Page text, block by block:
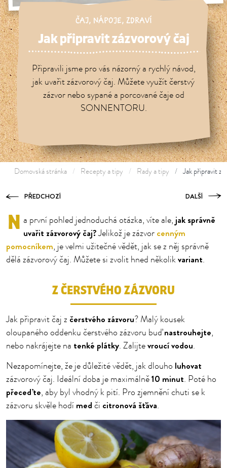
ČAJ, NÁPOJE, ZDRAVÍ
Jak připravit zázvorový čaj
Připravili jsme pro vás názorný a rychlý návod,
jak uvařit zázvorový čaj. Můžete využít čerstvý
zázvor nebo sypané a porcované čaje od
SONNENTORU.
Domovská stránka Recepty a tipy Rady a tipy Jak připravit
PŘEDCHOZÍ DALŠÍ
N a první pohled jednoduchá otázka, víte ale, jak správně
uvařit zázvorový čaj?Jelikož je zázvor cenným
pomocníkem, je velmi užitečné vědět, jak se z něj správně
dělá zázvorový čaj. Můžete si zvolit hned několikvariant.
Z ČERSTVÉHO ZÁZVORU
Jak připravit čaj z čerstvého zázvoru? Malý kousek
oloupaného oddenku čerstvého zázvoru buďnastrouhejte,
nebo nakrájejte na tenké plátky. Zalijtevroucí vodou.
Nezapomínejte, že je důležité vědět, jak dlouho luhovat
zázvorový čaj. Ideální doba je maximálně10 minut. Poté ho
přeceďte, aby byl vhodný k pití. Pro zjemnění chuti se k
zázvoru skvěle hodí med či citronová šťáva.